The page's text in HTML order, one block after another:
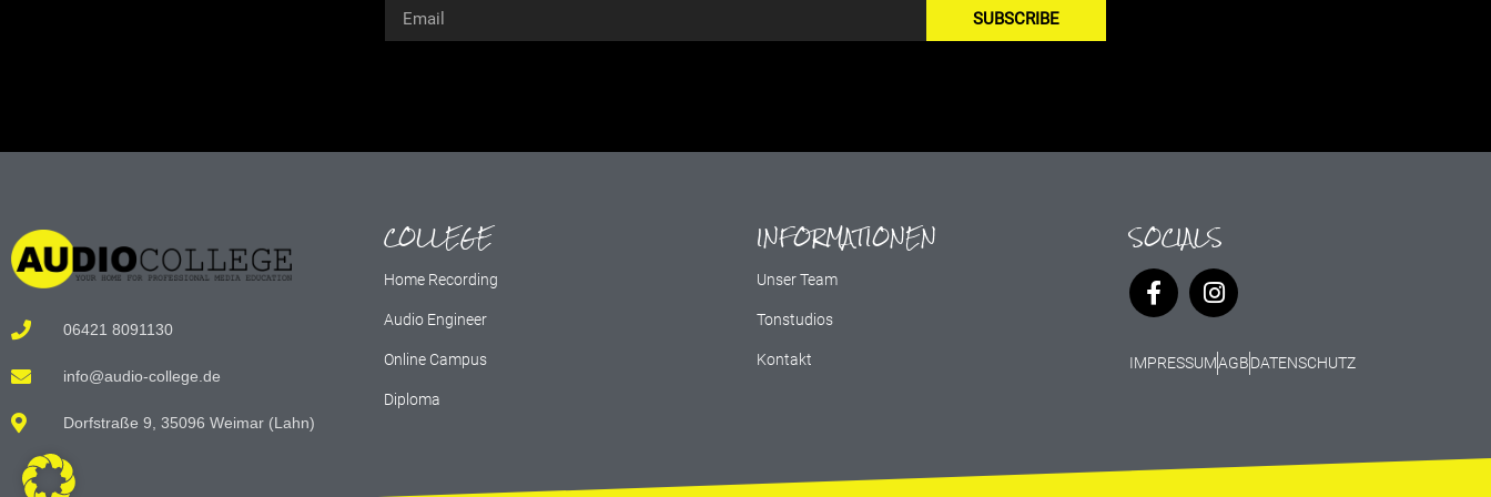
SUBSCRIBE
06421 8091130
info@audio-college.de
Dorfstraße 9, 35096 Weimar (Lahn)
COLLEGE
Home Recording
Audio Engineer
Online Campus
Diploma
INFORMATIONEN
Unser Team
Tonstudios
Kontakt
SOCIALS
IMPRESSUMAGBDATENSCHUTZ